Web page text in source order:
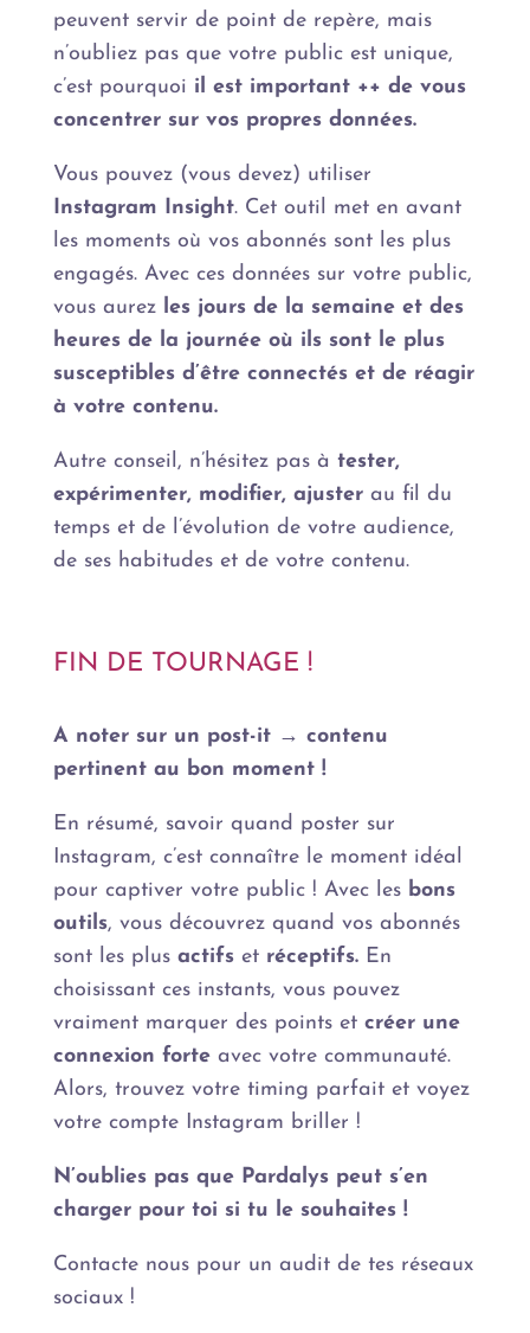
peuvent servir de point de repère, mais
n’oubliez pas que votre public est unique,
c’est pourquoi il est important ++ de vous
concentrer sur vos propres données.
Vous pouvez (vous devez) utiliser
Instagram Insight. Cet outil met en avant
les moments où vos abonnés sont les plus
engagés. Avec ces données sur votre public,
vous aurez les jours de la semaine et des
heures de la journée où ils sont le plus
susceptibles d’être connectés et de réagir
à votre contenu.
Autre conseil, n’hésitez pas à tester,
expérimenter, modifier, ajusterau fil du
temps et de l’évolution de votre audience,
de ses habitudes et de votre contenu.
FIN DE TOURNAGE !
A noter sur un post-it → contenu
pertinent au bon moment !
En résumé, savoir quand poster sur
Instagram, c’est connaître le moment idéal
pour captiver votre public ! Avec les bons
outils, vous découvrez quand vos abonnés
sont les plus actifset réceptifs.En
choisissant ces instants, vous pouvez
vraiment marquer des points et créer une
connexion forteavec votre communauté.
Alors, trouvez votre timing parfait et voyez
votre compte Instagram briller !
N’oublies pas que Pardalys peut s’en
charger pour toi si tu le souhaites !
Contacte nous pour un audit de tes réseaux
sociaux !